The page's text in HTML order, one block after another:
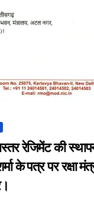
रेजिमेंट की
के पत्र पर रक्षा